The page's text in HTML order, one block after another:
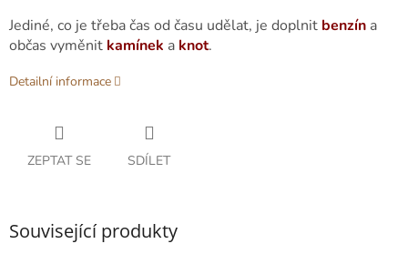
Jediné, co je třeba čas od času udělat, je doplnit benzín a
občas vyměnit kamínek a knot.
Detailní informace
ZEPTAT SE SDÍLET
Související produkty